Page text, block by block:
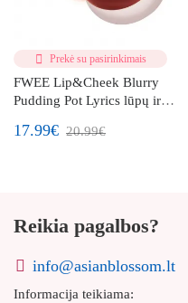
Prekė su pasirinkimais
FWEE Lip&Cheek Blurry
Pudding Pot Lyrics lūpų ir
17.99€ 20.99€
Reikia pagalbos?
info@asianblossom.lt
Informacija teikiama: